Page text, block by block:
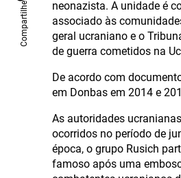
Compartilhe
neonazista. A unidade é
associado às
geral ucraniano e o
de guerra cometidos na
De acordo com
em Donbas em 2014 e
As autoridades
ocorridos no período de
época, o grupo Rusich
famoso após uma